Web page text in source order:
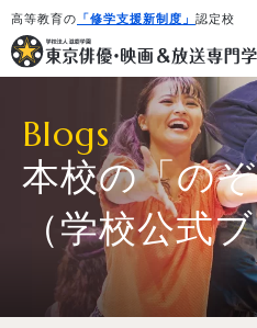
高等教育の 「修学支援新制度」 認定校
学校紹介・教育システム
Blogs
本校の「の
（学校公式